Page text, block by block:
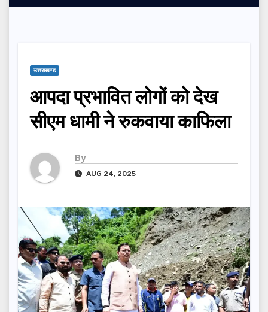
उत्तराखण्ड
आपदा प्रभावित लोगों को देख
सीएम धामी ने रुकवाया काफिला
By
AUG 24, 2025